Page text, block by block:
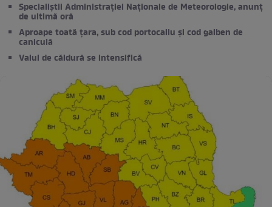
Specialiștii Administrației Naționale de Meteorologie, anunț
de ultimă oră
Aproape toată țara, sub cod portocaliu și cod galben de
caniculă
Valul de căldură se intensifică